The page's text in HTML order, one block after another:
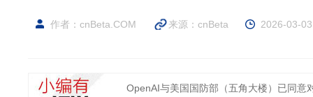
作者：cnBeta.COM 来源：cnBeta 2026-03-
OpenAI与美国国防部（五角大楼）已同意